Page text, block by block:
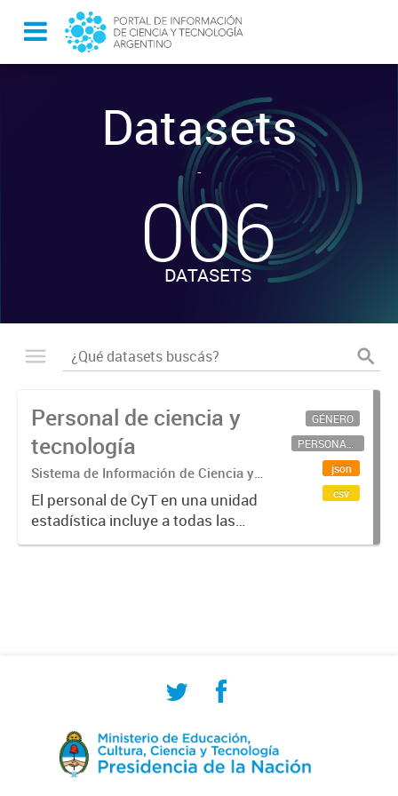
Datasets
-
006
DATASETS
Personal de ciencia y
tecnología
Sistema de Información de Ciencia y
Tecnología Argentino (SICYTAR)
El personal de CyT en una unidad
estadística incluye a todas las
personas involucradas
GÉNERO
PERSONAL CIENTÍFICO-TECNOLÓGICO
json
csv